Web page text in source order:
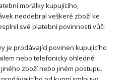
morálky kupujícího,
neodebral veškeré zboží ke
své platební povinnosti vůči
je prodávající povinen kupujícího
nebo telefonicky ohledně
zboží nebo jiném postupu.